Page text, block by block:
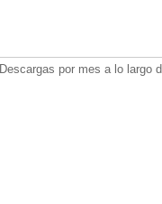
Descargas por mes a lo largo